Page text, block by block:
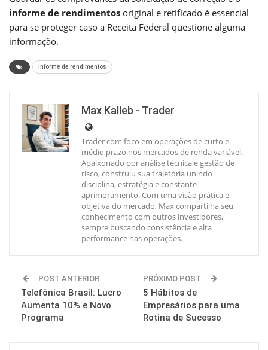
informe de rendimentos original e retificado é essencial
para se proteger caso a Receita Federal questione alguma
informação.
informe de rendimentos
Max Kalleb - Trader
Trader com foco em operações de curto e
médio prazo nos mercados de renda variável.
Apaixonado por análise técnica e gestão de
risco, construiu sua trajetória unindo
disciplina, estratégia e constante
aprimoramento. Com uma visão prática e
objetiva do mercado, Max compartilha seu
conhecimento com outros investidores,
sempre buscando consistência e alta
performance nas operações.
POST ANTERIOR
Telefônica Brasil: Lucro
Aumenta 10% e Novo
Programa
PRÓXIMO POST
5 Hábitos de
Empresários para uma
Rotina de Sucesso